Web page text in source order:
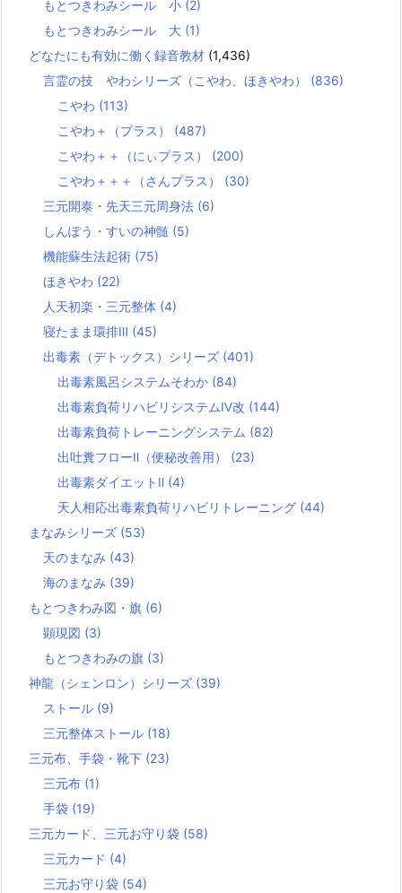
もとつきわみシール 小 (2)
もとつきわみシール 大 (1)
どなたにも有効に働く録音教材 (1,436)
言霊の技 やわシリーズ（こやわ、ほきやわ） (836)
こやわ (113)
こやわ＋（プラス） (487)
こやわ＋＋（にぃプラス） (200)
こやわ＋＋＋（さんプラス） (30)
三元開泰・先天三元周身法 (6)
しんぽう・すいの神髄 (5)
機能蘇生法起術 (75)
ほきやわ (22)
人天初楽・三元整体 (4)
寝たまま環排Ⅲ (45)
出毒素（デトックス）シリーズ (401)
出毒素風呂システムそわか (84)
出毒素負荷リハビリシステムⅣ改 (144)
出毒素負荷トレーニングシステム (82)
出吐糞フローⅡ（便秘改善用） (23)
出毒素ダイエットⅡ (4)
天人相応出毒素負荷リハビリトレーニング (44)
まなみシリーズ (53)
天のまなみ (43)
海のまなみ (39)
もとつきわみ図・旗 (6)
顕現図 (3)
もとつきわみの旗 (3)
神龍（シェンロン）シリーズ (39)
ストール (9)
三元整体ストール (18)
三元布、手袋・靴下 (23)
三元布 (1)
手袋 (19)
三元カード、三元お守り袋 (58)
三元カード (4)
三元お守り袋 (54)